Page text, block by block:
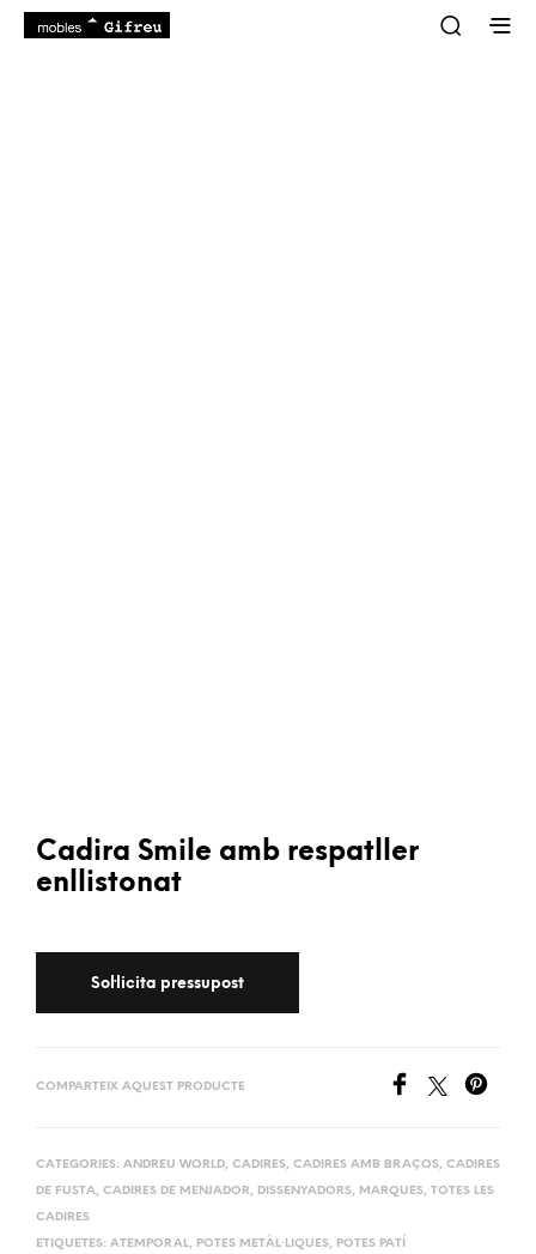
Cadira Smile amb respatller
enllistonat
COMPARTEIX AQUEST PRODUCTE
CATEGORIES: ANDREU WORLD, CADIRES, CADIRES AMB BRAÇOS, CADIRES
DE FUSTA, CADIRES DE MENJADOR, DISSENYADORS, MARQUES, TOTES LES
CADIRES
ETIQUETES: ATEMPORAL, POTES METÀL·LIQUES, POTES PATÍ